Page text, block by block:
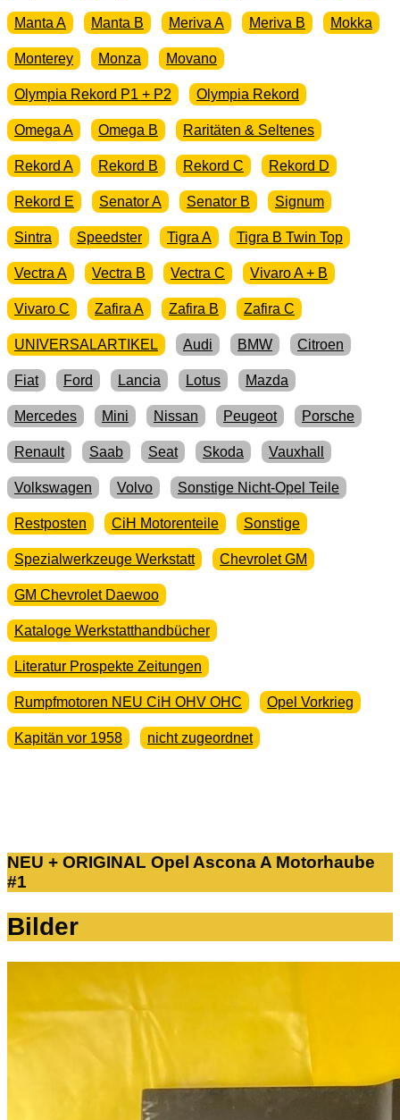
Manta A Manta B Meriva A Meriva B Mokka
Monterey Monza Movano
Olympia Rekord P1 + P2 Olympia Rekord
Omega A Omega B Raritäten & Seltenes
Rekord A Rekord B Rekord C Rekord D
Rekord E Senator A Senator B Signum
Sintra Speedster Tigra A Tigra B Twin Top
Vectra A Vectra B Vectra C Vivaro A + B
Vivaro C Zafira A Zafira B Zafira C
UNIVERSALARTIKEL Audi BMW Citroen
Fiat Ford Lancia Lotus Mazda
Mercedes Mini Nissan Peugeot Porsche
Renault Saab Seat Skoda Vauxhall
Volkswagen Volvo Sonstige Nicht-Opel Teile
Restposten CiH Motorenteile Sonstige
Spezialwerkzeuge Werkstatt Chevrolet GM
GM Chevrolet Daewoo
Kataloge Werkstatthandbücher
Literatur Prospekte Zeitungen
Rumpfmotoren NEU CiH OHV OHC Opel Vorkrieg
Kapitän vor 1958 nicht zugeordnet
NEU + ORIGINAL Opel Ascona A Motorhaube
#1
Bilder